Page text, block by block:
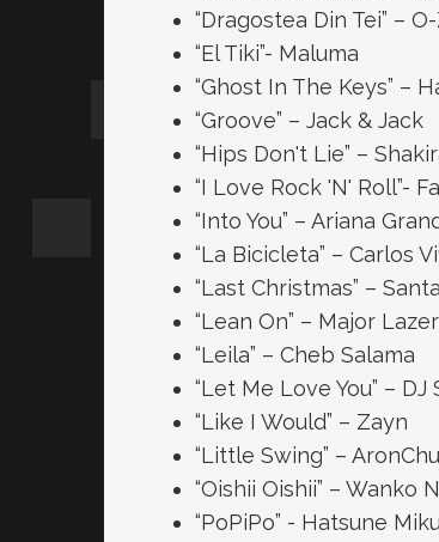
“Dragostea Din Tei” –
“El Tiki”- Maluma
“Ghost In The Keys” –
“Groove” – Jack & Jack
“Hips Don't Lie” –
“I Love Rock 'N' Roll”-
“Into You” – Ariana
“La Bicicleta” – Carlos
“Last Christmas” –
“Lean On” – Major
“Leila” – Cheb Salama
“Let Me Love You” –
“Like I Would” – Zayn
“Little Swing” –
“Oishii Oishii” – Wanko
“PoPiPo” - Hatsune